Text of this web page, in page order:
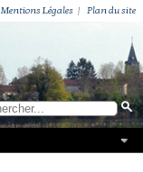
Mentions Légales | Plan du site